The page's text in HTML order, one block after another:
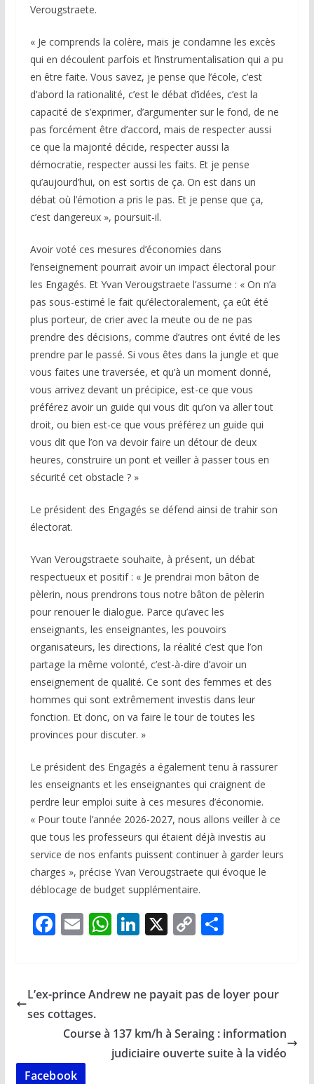
Verougstraete.
« Je comprends la colère, mais je condamne les excès
qui en découlent parfois et l’instrumentalisation qui a pu
en être faite. Vous savez, je pense que l’école, c’est
d’abord la rationalité, c’est le débat d’idées, c’est la
capacité de s’exprimer, d’argumenter sur le fond, de ne
pas forcément être d’accord, mais de respecter aussi
ce que la majorité décide, respecter aussi la
démocratie, respecter aussi les faits. Et je pense
qu’aujourd’hui, on est sortis de ça. On est dans un
débat où l’émotion a pris le pas. Et je pense que ça,
c’est dangereux », poursuit-il.
Avoir voté ces mesures d’économies dans
l’enseignement pourrait avoir un impact électoral pour
les Engagés. Et Yvan Verougstraete l’assume : « On n’a
pas sous-estimé le fait qu’électoralement, ça eût été
plus porteur, de crier avec la meute ou de ne pas
prendre des décisions, comme d’autres ont évité de les
prendre par le passé. Si vous êtes dans la jungle et que
vous faites une traversée, et qu’à un moment donné,
vous arrivez devant un précipice, est-ce que vous
préférez avoir un guide qui vous dit qu’on va aller tout
droit, ou bien est-ce que vous préférez un guide qui
vous dit que l’on va devoir faire un détour de deux
heures, construire un pont et veiller à passer tous en
sécurité cet obstacle ? »
Le président des Engagés se défend ainsi de trahir son
électorat.
Yvan Verougstraete souhaite, à présent, un débat
respectueux et positif : « Je prendrai mon bâton de
pèlerin, nous prendrons tous notre bâton de pèlerin
pour renouer le dialogue. Parce qu’avec les
enseignants, les enseignantes, les pouvoirs
organisateurs, les directions, la réalité c’est que l’on
partage la même volonté, c’est-à-dire d’avoir un
enseignement de qualité. Ce sont des femmes et des
hommes qui sont extrêmement investis dans leur
fonction. Et donc, on va faire le tour de toutes les
provinces pour discuter. »
Le président des Engagés a également tenu à rassurer
les enseignants et les enseignantes qui craignent de
perdre leur emploi suite à ces mesures d’économie.
« Pour toute l’année 2026-2027, nous allons veiller à ce
que tous les professeurs qui étaient déjà investis au
service de nos enfants puissent continuer à garder leurs
charges », précise Yvan Verougstraete qui évoque le
déblocage de budget supplémentaire.
F
b
o
o
k
E
l
W
s
p
p
Li
e
n
X C
y
n
k
P
g
L’ex-prince Andrew ne payait pas de loyer pour
ses cottages.
Course à 137 km/h à Seraing : information
judiciaire ouverte suite à la vidéo
Facebook